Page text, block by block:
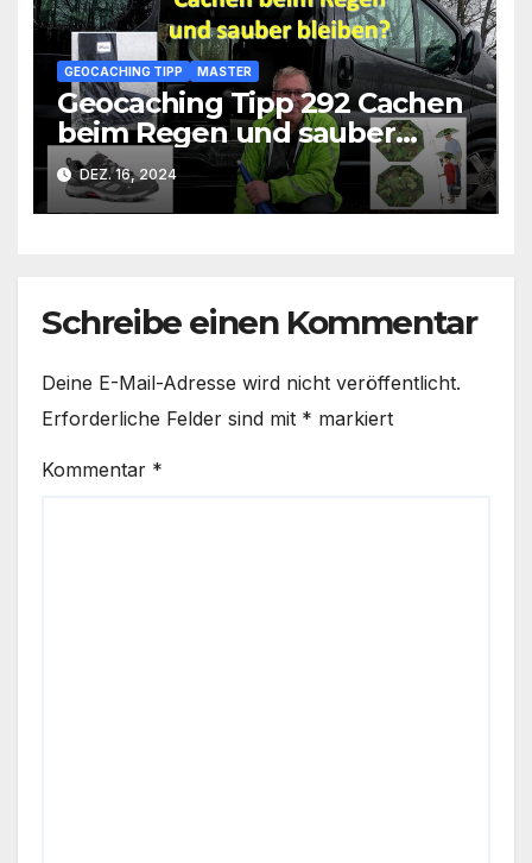
GEOCACHING TIPP MASTER
Geocaching Tipp 292 Cachen
beim Regen und sauber
bleiben
DEZ. 16, 2024
Schreibe einen Kommentar
Deine E-Mail-Adresse wird nicht veröffentlicht.
Erforderliche Felder sind mit * markiert
Kommentar *